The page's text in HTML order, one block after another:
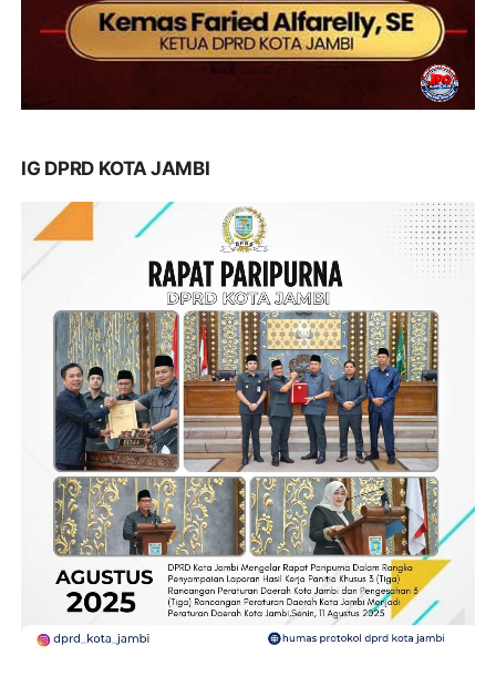
IG DPRD KOTA JAMBI